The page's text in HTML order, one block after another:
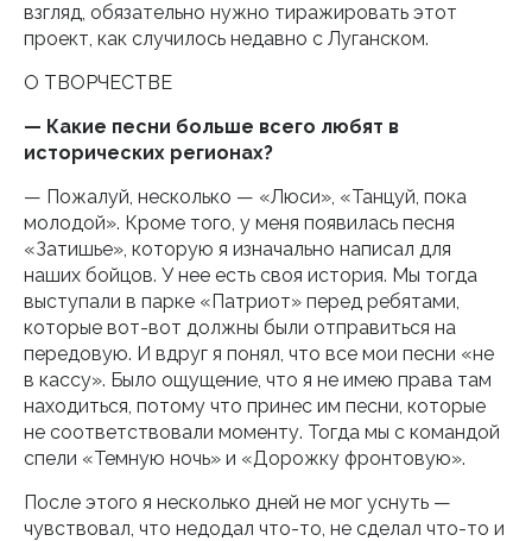
взгляд, обязательно нужно тиражировать этот
проект, как случилось недавно с Луганском.
О ТВОРЧЕСТВЕ
— Какие песни больше всего любят в
исторических регионах?
— Пожалуй, несколько — «Люси», «Танцуй, пока
молодой». Кроме того, у меня появилась песня
«Затишье», которую я изначально написал для
наших бойцов. У нее есть своя история. Мы тогда
выступали в парке «Патриот» перед ребятами,
которые вот-вот должны были отправиться на
передовую. И вдруг я понял, что все мои песни «не
в кассу». Было ощущение, что я не имею права там
находиться, потому что принес им песни, которые
не соответствовали моменту. Тогда мы с командой
спели «Темную ночь» и «Дорожку фронтовую».
После этого я несколько дней не мог уснуть —
чувствовал, что недодал что-то, не сделал что-то и